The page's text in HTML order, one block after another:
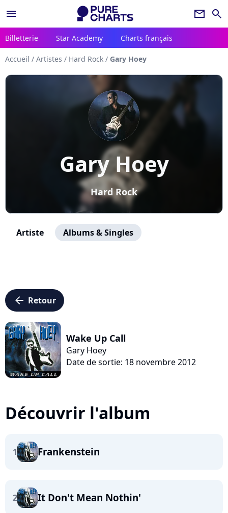
menu newsletter search
Billetterie Star Academy Charts français
Accueil / Artistes / Hard Rock / Gary Hoey
Gary Hoey
Hard Rock
Artiste Albums & Singles
arrow_left Retour
Wake Up Call
Gary Hoey
Date de sortie: 18 novembre 2012
Découvrir l'album
1 Frankenstein
2 It Don't Mean Nothin'